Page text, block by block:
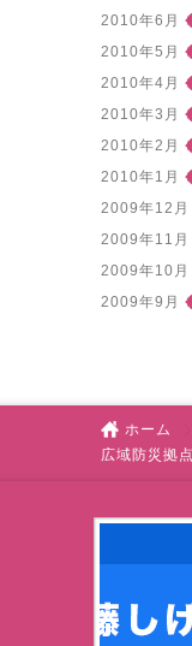
2010年6月
2010年5月
2010年4月
2010年3月
2010年2月
2010年1月
2009年12月
2009年11月
2009年10月
2009年9月
ホーム
広域防災拠